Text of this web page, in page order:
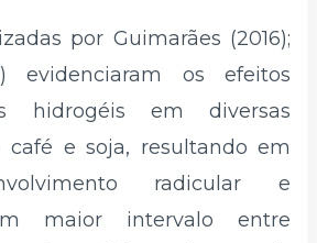
por Guimarães (2016);
evidenciaram os efeitos
hidrogéis em diversas
café e soja, resultando em
radicular e
maior intervalo entre